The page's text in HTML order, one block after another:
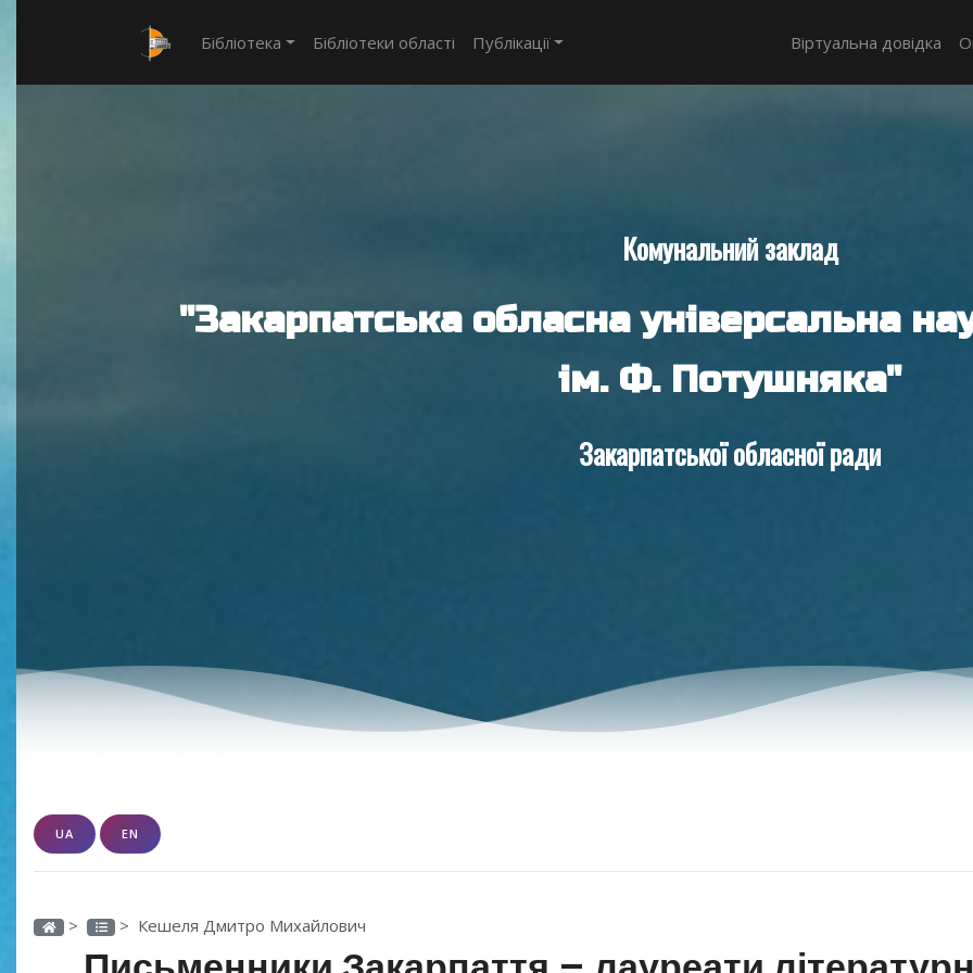
Бібліотека Бібліотеки області Публікації Віртуальна довідка
Комунальний заклад
"Закарпатська обласна універсальна
ім. Ф. Потушняка"
Закарпатської обласної ради
UA EN
> > Кешеля Дмитро Михайлович